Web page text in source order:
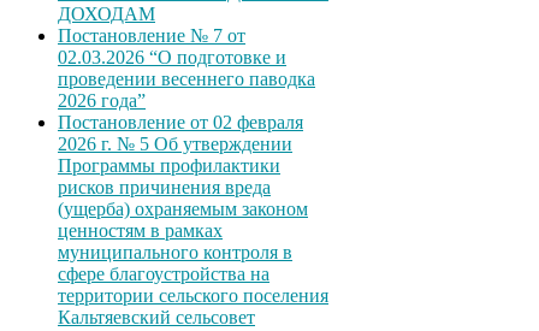
ДОХОДАМ
Постановление № 7 от
02.03.2026 “О подготовке и
проведении весеннего паводка
2026 года”
Постановление от 02 февраля
2026 г. № 5 Об утверждении
Программы профилактики
рисков причинения вреда
(ущерба) охраняемым законом
ценностям в рамках
муниципального контроля в
сфере благоустройства на
территории сельского поселения
Кальтяевский сельсовет